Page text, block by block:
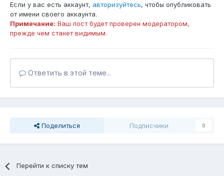
Если у вас есть аккаунт, авторизуйтесь, чтобы опубликовать
от имени своего аккаунта.
Примечание: Ваш пост будет проверен модератором,
прежде чем станет видимым.
Ответить в этой теме...
Поделиться Подписчики 0
Перейти к списку тем